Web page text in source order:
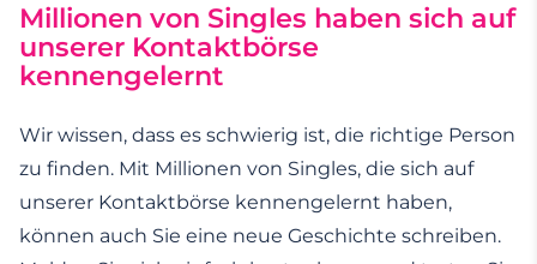
Millionen von Singles haben sich auf
unserer Kontaktbörse
kennengelernt
Wir wissen, dass es schwierig ist, die richtige Person
zu finden. Mit Millionen von Singles, die sich auf
unserer Kontaktbörse kennengelernt haben,
können auch Sie eine neue Geschichte schreiben.